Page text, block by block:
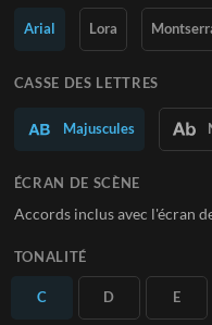
En savoir plus
Arial Lora
CASSE DES LETTRES
Majuscules
ÉCRAN DE SCÈNE
Accords inclus avec l'écran
TONALITÉ
C D E